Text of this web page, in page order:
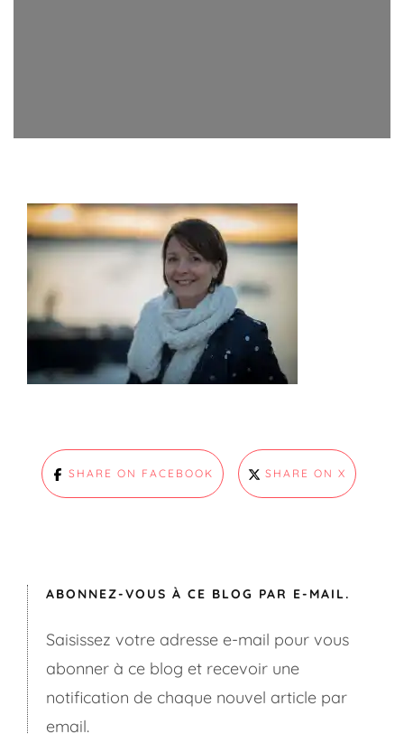
SHARE ON FACEBOOK SHARE ON X
ABONNEZ-VOUS À CE BLOG PAR E-MAIL.
Saisissez votre adresse e-mail pour vous
abonner à ce blog et recevoir une
notification de chaque nouvel article par
email.